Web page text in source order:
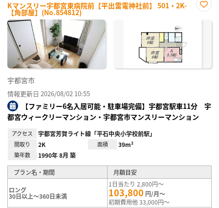
Kマンスリー宇都宮東病院前【平出雷電神社前】 501・2K-
【角部屋】(No.854812)
に入
宇都宮市
情報更新日 2026/08/02 10:55
【ファミリー6名入居可能・駐車場完備】宇都宮駅車11分 宇
都宮ウィークリーマンション・宇都宮市マンスリーマンション
アクセス 宇都宮芳賀ライト線「平石中央小学校前駅」
間取り 2K 面積 39m²
築年数 1990年 8月 築
プラン名・期間 月額目安
ロング
30日以上～360日未満
1日当たり 2,800円～
103,800 円/月～
初期費用他 33,000円～